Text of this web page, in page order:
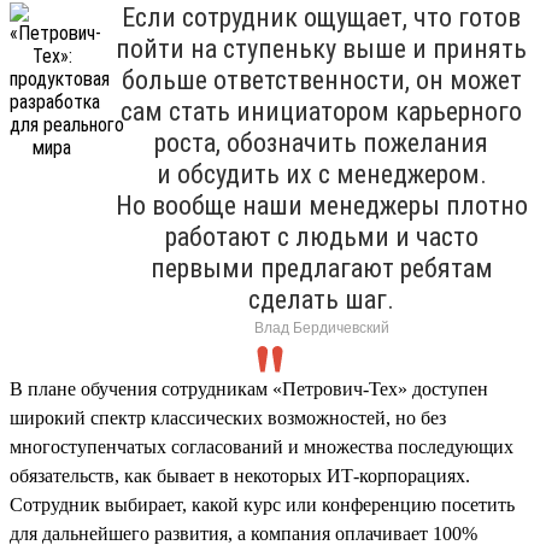
Если сотрудник ощущает, что готов
пойти на ступеньку выше и принять
больше ответственности, он может
сам стать инициатором карьерного
роста, обозначить пожелания
и обсудить их с менеджером.
Но вообще наши менеджеры плотно
работают с людьми и часто
первыми предлагают ребятам
сделать шаг.
Влад Бердичевский
В плане обучения сотрудникам «Петрович-Тех» доступен
широкий спектр классических возможностей, но без
многоступенчатых согласований и множества последующих
обязательств, как бывает в некоторых ИТ-корпорациях.
Сотрудник выбирает, какой курс или конференцию посетить
для дальнейшего развития, а компания оплачивает 100%